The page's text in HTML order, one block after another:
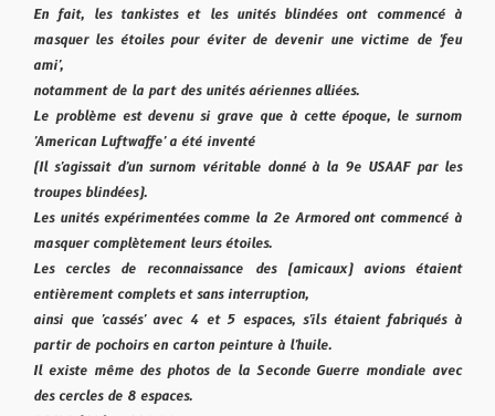
En fait, les tankistes et les unités blindées ont commencé à
masquer les étoiles pour éviter de devenir une victime de 'feu
ami',
notamment de la part des unités aériennes alliées.
Le problème est devenu si grave que à cette époque, le surnom
'American Luftwaffe' a été inventé
(Il s'agissait d'un surnom véritable donné à la 9e USAAF par les
troupes blindées).
Les unités expérimentées comme la 2e Armored ont commencé à
masquer complètement leurs étoiles.
Les cercles de reconnaissance des (amicaux) avions étaient
entièrement complets et sans interruption,
ainsi que 'cassés' avec 4 et 5 espaces, s'ils étaient fabriqués à
partir de pochoirs en carton peinture à l'huile.
Il existe même des photos de la Seconde Guerre mondiale avec
des cercles de 8 espaces.